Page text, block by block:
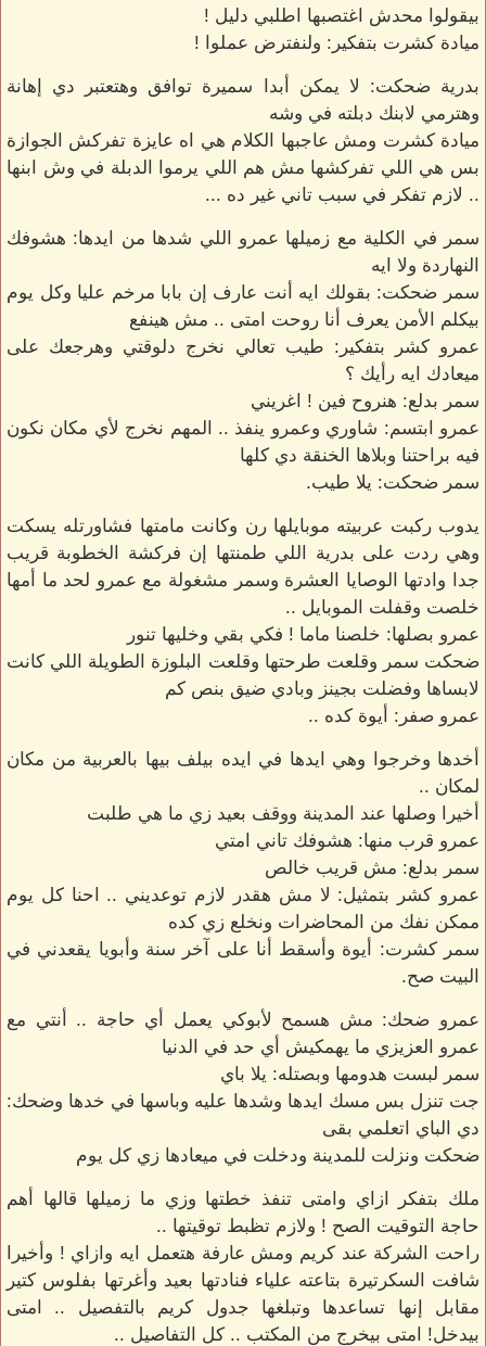
بيقولوا محدش اغتصبها اطلبي دليل !
ميادة كشرت بتفكير: ولنفترض عملوا !
بدرية ضحكت: لا يمكن أبدا سميرة توافق وهتعتبر دي إهانة
وهترمي لابنك دبلته في وشه
ميادة كشرت ومش عاجبها الكلام هي اه عايزة تفركش الجوازة
بس هي اللي تفركشها مش هم اللي يرموا الدبلة في وش ابنها
.. لازم تفكر في سبب تاني غير ده ...
سمر في الكلية مع زميلها عمرو اللي شدها من ايدها: هشوفك
النهاردة ولا ايه
سمر ضحكت: بقولك ايه أنت عارف إن بابا مرخم عليا وكل يوم
بيكلم الأمن يعرف أنا روحت امتى .. مش هينفع
عمرو كشر بتفكير: طيب تعالي نخرج دلوقتي وهرجعك على
ميعادك ايه رأيك ؟
سمر بدلع: هنروح فين ! اغريني
عمرو ابتسم: شاوري وعمرو ينفذ .. المهم نخرج لأي مكان نكون
فيه براحتنا وبلاها الخنقة دي كلها
سمر ضحكت: يلا طيب.
يدوب ركبت عربيته موبايلها رن وكانت مامتها فشاورتله يسكت
وهي ردت على بدرية اللي طمنتها إن فركشة الخطوبة قريب
جدا وادتها الوصايا العشرة وسمر مشغولة مع عمرو لحد ما أمها
خلصت وقفلت الموبايل ..
عمرو بصلها: خلصنا ماما ! فكي بقي وخليها تنور
ضحكت سمر وقلعت طرحتها وقلعت البلوزة الطويلة اللي كانت
لابساها وفضلت بجينز وبادي ضيق بنص كم
عمرو صفر: أيوة كده ..
أخدها وخرجوا وهي ايدها في ايده بيلف بيها بالعربية من مكان
لمكان ..
أخيرا وصلها عند المدينة ووقف بعيد زي ما هي طلبت
عمرو قرب منها: هشوفك تاني امتي
سمر بدلع: مش قريب خالص
عمرو كشر بتمثيل: لا مش هقدر لازم توعديني .. احنا كل يوم
ممكن نفك من المحاضرات ونخلع زي كده
سمر كشرت: أيوة وأسقط أنا على آخر سنة وأبويا يقعدني في
البيت صح.
عمرو ضحك: مش هسمح لأبوكي يعمل أي حاجة .. أنتي مع
عمرو العزيزي ما يهمكيش أي حد في الدنيا
سمر لبست هدومها وبصتله: يلا باي
جت تنزل بس مسك ايدها وشدها عليه وباسها في خدها وضحك:
دي الباي اتعلمي بقى
ضحكت ونزلت للمدينة ودخلت في ميعادها زي كل يوم
ملك بتفكر ازاي وامتى تنفذ خطتها وزي ما زميلها قالها أهم
حاجة التوقيت الصح ! ولازم تظبط توقيتها ..
راحت الشركة عند كريم ومش عارفة هتعمل ايه وازاي ! وأخيرا
شافت السكرتيرة بتاعته علياء فنادتها بعيد وأغرتها بفلوس كتير
مقابل إنها تساعدها وتبلغها جدول كريم بالتفصيل .. امتى
بيدخل! امتى بيخرج من المكتب .. كل التفاصيل ..